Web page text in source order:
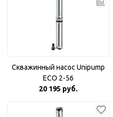
Скважинный насос Unipump
ECO 2-56
20 195 руб.